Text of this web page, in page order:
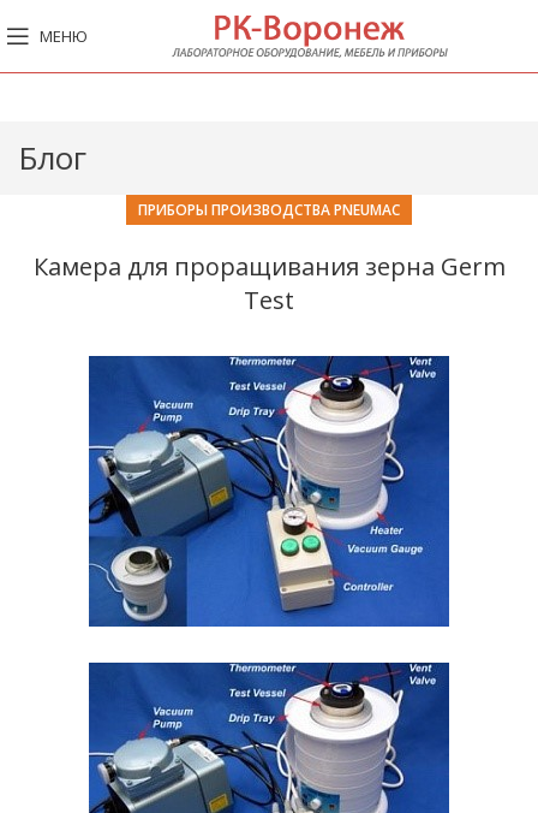
МЕНЮ
Блог
ПРИБОРЫ ПРОИЗВОДСТВА PNEUMAC
Камера для проращивания зерна Germ
Test